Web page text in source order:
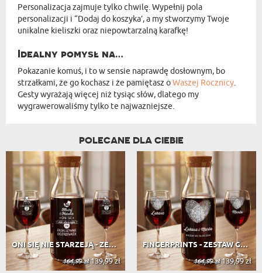
Personalizacja zajmuje tylko chwilę. Wypełnij pola
personalizacji i “Dodaj do koszyka’, a my stworzymy Twoje
unikalne kieliszki oraz niepowtarzalną karafkę!
Idealny pomysł na…
Pokazanie komuś, i to w sensie naprawdę dosłownym, bo
strzałkami, że go kochasz i że pamiętasz oWaszej Rocznicy.
Gesty wyrażają więcej niż tysiąc słów, dlatego my
wygrawerowaliśmy tylko te najwazniejsze.
POLECANE DLA CIEBIE
ONI SIĘ NIE STARZEJĄ - ZESTAW GRAWE...
164,99 zł139,99 zł
FINGERPRINTS - ZESTAW GRAWEROWANA K...
164,99 zł139,99 zł